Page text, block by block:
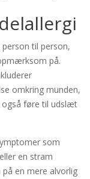
til person,
på.
omkring munden,
også føre til udslæt
som
en stram
en mere alvorlig